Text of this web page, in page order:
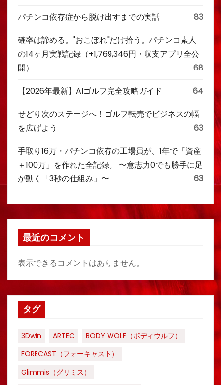
パチンコ依存症から脱け出すまでの実話 83
確率は諦める。"おこぼれ"だけ拾う。パチンコ素人
の14ヶ月実戦記録（+1,769,346円・収支アプリ全公
開）
68
【2026年最新】AIゴルフ完全攻略ガイド 64
せどり次のステージへ！ゴルフ転売でビジネスの幅
を広げよう
63
手取り16万・パチンコ依存の工場員が、1年で「資産
＋100万」を作れた全記録。 〜意志力0でも勝手に足
が動く「3秒の仕組み」〜
63
最近のコメント
表示できるコメントはありません。
タグ
3Dwin ARTEC
BODY WOLF（ボディウルフ）
FORECAST（フォーキャスト）
Glimmis（グリミス）